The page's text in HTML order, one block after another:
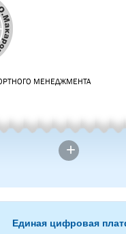
МЕНЕДЖМЕНТА
+
Единая цифровая